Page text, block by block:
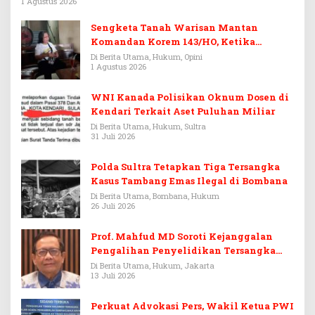
Sengketa Tanah Warisan Mantan
Komandan Korem 143/HO, Ketika
Warisan Menjadi Arena Pemerasan
Di Berita Utama, Hukum, Opini
1 Agustus 2026
WNI Kanada Polisikan Oknum Dosen di
Kendari Terkait Aset Puluhan Miliar
Di Berita Utama, Hukum, Sultra
31 Juli 2026
Polda Sultra Tetapkan Tiga Tersangka
Kasus Tambang Emas Ilegal di Bombana
Di Berita Utama, Bombana, Hukum
26 Juli 2026
Prof. Mahfud MD Soroti Kejanggalan
Pengalihan Penyelidikan Tersangka
Febrie Adriansyah
Di Berita Utama, Hukum, Jakarta
13 Juli 2026
Perkuat Advokasi Pers, Wakil Ketua PWI